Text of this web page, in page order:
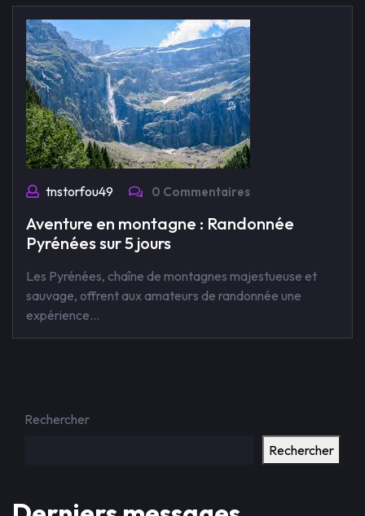
tnstorfou49 0 Commentaires
Aventure en montagne : Randonnée
Pyrénées sur 5 jours
Les Pyrénées, chaîne de montagnes majestueuse et
sauvage, offrent aux amateurs de randonnée une
expérience…
Rechercher
Rechercher